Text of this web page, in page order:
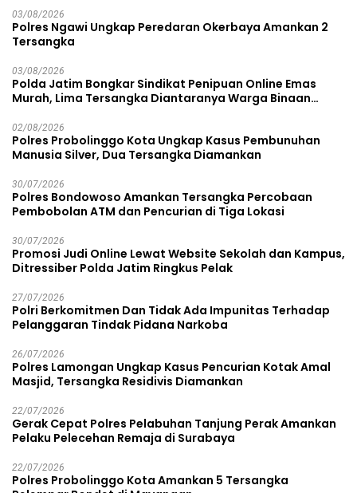
03/08/2026
Polres Ngawi Ungkap Peredaran Okerbaya Amankan 2
Tersangka
03/08/2026
Polda Jatim Bongkar Sindikat Penipuan Online Emas
Murah, Lima Tersangka Diantaranya Warga Binaan
02/08/2026
Polres Probolinggo Kota Ungkap Kasus Pembunuhan
Manusia Silver, Dua Tersangka Diamankan
30/07/2026
Polres Bondowoso Amankan Tersangka Percobaan
Pembobolan ATM dan Pencurian di Tiga Lokasi
30/07/2026
Promosi Judi Online Lewat Website Sekolah dan Kampus,
Ditressiber Polda Jatim Ringkus Pelak
27/07/2026
Polri Berkomitmen Dan Tidak Ada Impunitas Terhadap
Pelanggaran Tindak Pidana Narkoba
26/07/2026
Polres Lamongan Ungkap Kasus Pencurian Kotak Amal
Masjid, Tersangka Residivis Diamankan
22/07/2026
Gerak Cepat Polres Pelabuhan Tanjung Perak Amankan
Pelaku Pelecehan Remaja di Surabaya
22/07/2026
Polres Probolinggo Kota Amankan 5 Tersangka